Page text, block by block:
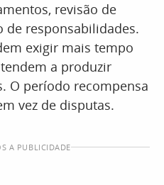
revisão de
de responsabilidades.
exigir mais tempo
a produzir
O período recompensa
vez de disputas.
A PUBLICIDADE